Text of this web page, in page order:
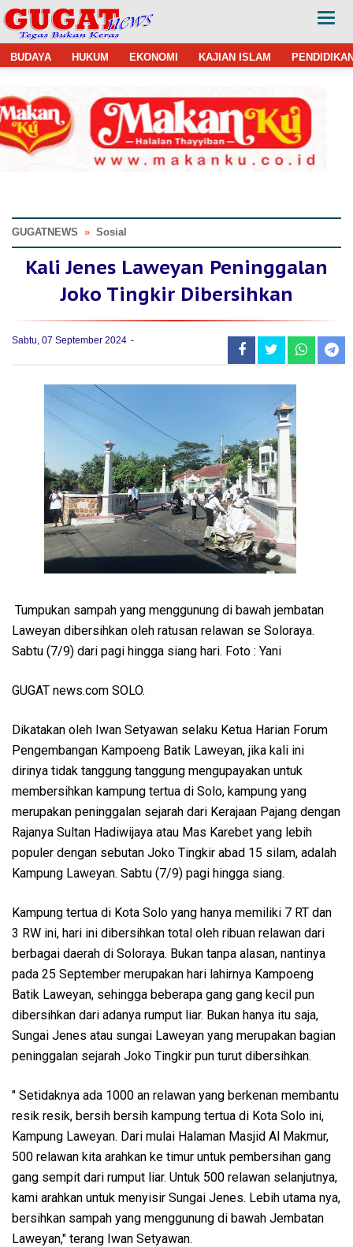
BUDAYA HUKUM EKONOMI KAJIAN ISLAM
GUGATNEWS » Sosial
Kali Jenes Laweyan Peninggalan
Joko Tingkir Dibersihkan
Sabtu, 07 September 2024
Tumpukan sampah yang menggunung di bawah jembatan
Laweyan dibersihkan oleh ratusan relawan se Soloraya.
Sabtu (7/9) dari pagi hingga siang hari. Foto : Yani
GUGAT news.com SOLO.
Dikatakan oleh Iwan Setyawan selaku Ketua Harian Forum
Pengembangan Kampoeng Batik Laweyan, jika kali ini
dirinya tidak tanggung tanggung mengupayakan untuk
membersihkan kampung tertua di Solo, kampung yang
merupakan peninggalan sejarah dari Kerajaan Pajang dengan
Rajanya Sultan Hadiwijaya atau Mas Karebet yang lebih
populer dengan sebutan Joko Tingkir abad 15 silam, adalah
Kampung Laweyan. Sabtu (7/9) pagi hingga siang.
Kampung tertua di Kota Solo yang hanya memiliki 7 RT dan
3 RW ini, hari ini dibersihkan total oleh ribuan relawan dari
berbagai daerah di Soloraya. Bukan tanpa alasan, nantinya
pada 25 September merupakan hari lahirnya Kampoeng
Batik Laweyan, sehingga beberapa gang gang kecil pun
dibersihkan dari adanya rumput liar. Bukan hanya itu saja,
Sungai Jenes atau sungai Laweyan yang merupakan bagian
peninggalan sejarah Joko Tingkir pun turut dibersihkan.
" Setidaknya ada 1000 an relawan yang berkenan membantu
resik resik, bersih bersih kampung tertua di Kota Solo ini,
Kampung Laweyan. Dari mulai Halaman Masjid Al Makmur,
500 relawan kita arahkan ke timur untuk pembersihan gang
gang sempit dari rumput liar. Untuk 500 relawan selanjutnya,
kami arahkan untuk menyisir Sungai Jenes. Lebih utama nya,
bersihkan sampah yang menggunung di bawah Jembatan
Laweyan," terang Iwan Setyawan.